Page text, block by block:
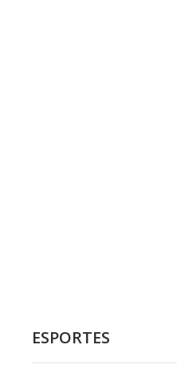
ESPORTES